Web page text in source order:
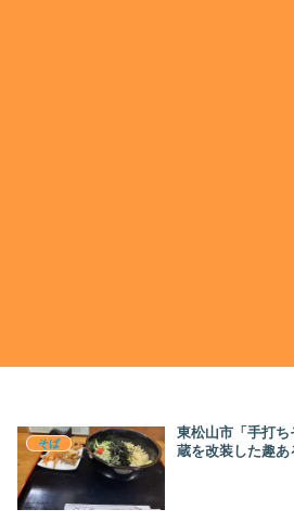
そば
東松山市「手打
蔵を改装した趣